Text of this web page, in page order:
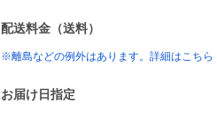
配送料金（送料）
※離島などの例外はあります。詳細はこちら
お届け日指定